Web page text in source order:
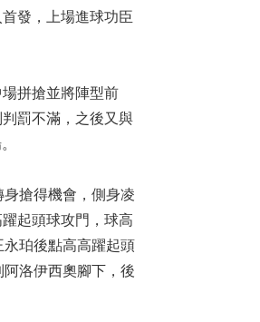
發，上場進球功臣
拼搶並將陣型前
罰不滿，之後又與
搶得機會，側身凌
起頭球攻門，球高
珀後點高高躍起頭
洛伊西奧腳下，後